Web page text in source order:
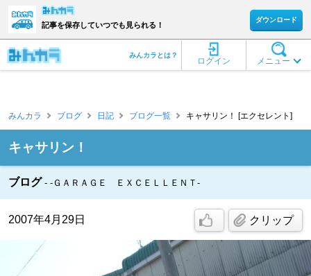
記事を保存していつでも見られる！
ダウンロード
メニュー
ログイン
みんカラとは？
みんカラ ブログ 日記 ブログ一覧 キャサリン！ [エクセレント]
キャサリン！
ブログ -ＧＡＲＡＧＥ ＥＸＣＥＬＬＥＮＴ-
2007年4月29日 クリップ